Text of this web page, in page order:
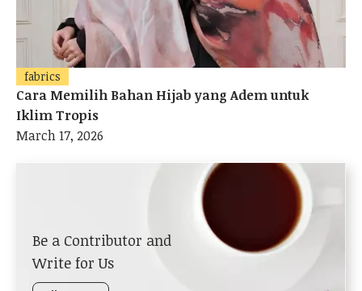
fabrics
Cara Memilih Bahan Hijab yang Adem untuk
Iklim Tropis
March 17, 2026
Be a Contributor and
Write for Us